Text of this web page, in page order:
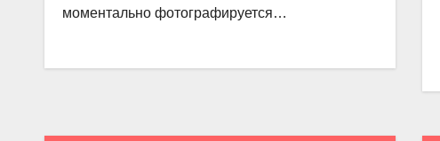
моментально фотографируется…